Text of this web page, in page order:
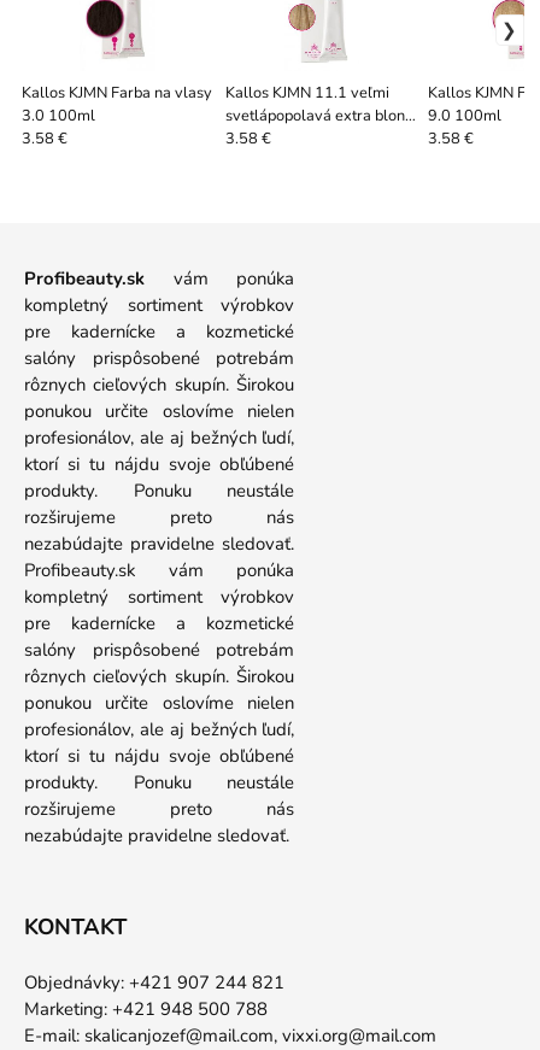
Kallos KJMN Farba na vlasy
3.0 100ml
3.58 €
Kallos KJMN 11.1 veľmi
svetlápopolavá extra blond
100ml
3.58 €
Kallos KJMN
9.0 100ml
3.58 €
Profibeauty.sk vám ponúka
kompletný sortiment výrobkov
pre kadernícke a kozmetické
salóny prispôsobené potrebám
rôznych cieľových skupín. Širokou
ponukou určite oslovíme nielen
profesionálov, ale aj bežných ľudí,
ktorí si tu nájdu svoje obľúbené
produkty. Ponuku neustále
rozširujeme preto nás
nezabúdajte pravidelne sledovať.
Profibeauty.sk vám ponúka
kompletný sortiment výrobkov
pre kadernícke a kozmetické
salóny prispôsobené potrebám
rôznych cieľových skupín. Širokou
ponukou určite oslovíme nielen
profesionálov, ale aj bežných ľudí,
ktorí si tu nájdu svoje obľúbené
produkty. Ponuku neustále
rozširujeme preto nás
nezabúdajte pravidelne sledovať.
KONTAKT
Objednávky: +421 907 244 821
Marketing: +421 948 500 788
E-mail: skalicanjozef@mail.com, vixxi.org@mail.com